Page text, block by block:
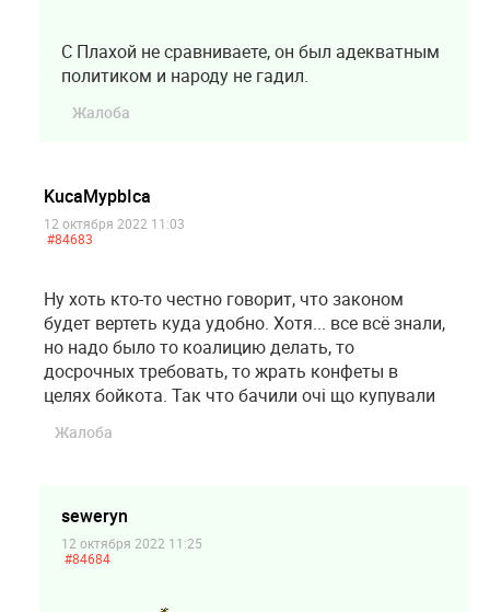
С Плахой не сравниваете, он был адекватным
политиком и народу не гадил.
Жалоба
KucaMypbIca
12 октября 2022 11:03
#84683
Ну хоть кто-то честно говорит, что законом
будет вертеть куда удобно. Хотя... все всё знали,
но надо было то коалицию делать, то
досрочных требовать, то жрать конфеты в
целях бойкота. Так что бачили очi що купували
Жалоба
seweryn
12 октября 2022 11:25
#84684